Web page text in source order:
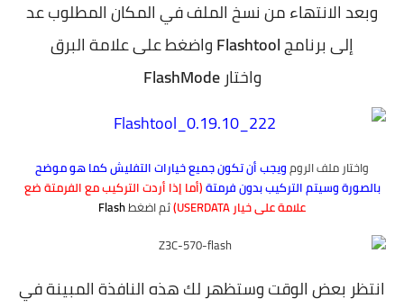
وبعد الانتهاء من نسخ الملف في المكان المطلوب عد
إلى برنامجFlashtoolواضغط على علامة البرق
واختارFlash
Mode
واختار ملف الرومويجبأن تكون جميع خيارات التفليش كما هو موضح
بالصورة وسيتم التركيب بدون فرمتة(أما إذا أردت التركيب مع الفرمتة ضع
علامة على خيار USERDATA)
ثم اضغطFlash
انتظر بعض الوقت وستظهر لك هذه النافذة المبينة في